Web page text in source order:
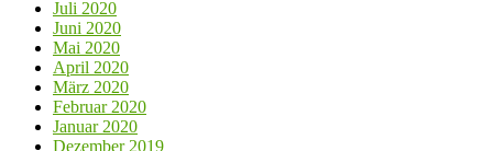
Juli 2020
Juni 2020
Mai 2020
April 2020
März 2020
Februar 2020
Januar 2020
Dezember 2019